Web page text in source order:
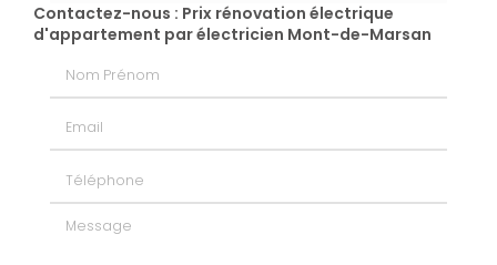
Contactez-nous : Prix rénovation électrique
d'appartement par électricien Mont-de-Marsan
Message